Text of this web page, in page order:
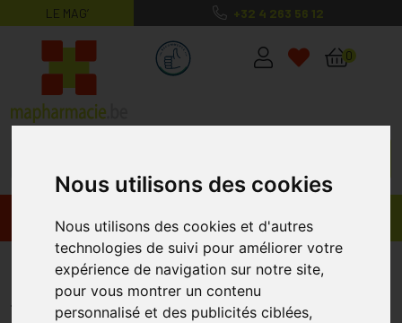
Nous utilisons des cookies
Nous utilisons des cookies et d'autres
technologies de suivi pour améliorer votre
expérience de navigation sur notre site,
pour vous montrer un contenu
personnalisé et des publicités ciblées,
LE MAG’ +32 4 263 56 12
MaPharmacie.be ma santé, mes
0
Promos Produits
Perniso Pcso-524 Gélules 90
PERNISO